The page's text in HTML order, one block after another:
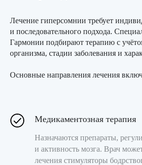
Лечение гиперсомнии требует
и последовательного подхода.
Гармонии подбирают терапию с
организма, стадии заболевания и
Основные направления лечения
Медикаментозная терапия
Назначаются препараты,
и активность мозга. Врач
лечения стимуляторы